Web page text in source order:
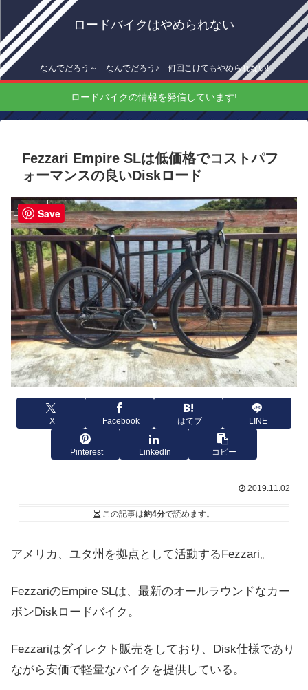
ロードバイクはやめられない
なんでだろう～ なんでだろう♪ 何回こけてもやめられない!
ロードバイクの情報を発信しています!
Fezzari Empire SLは低価格でコストパフ
ォーマンスの良いDiskロード
機材情報
X Facebook はてブ LINE
Pinterest LinkedIn コピー
2019.11.02
この記事は約4分で読めます。
アメリカ、ユタ州を拠点として活動するFezzari。
FezzariのEmpire SLは、最新のオールラウンドなカー
ボンDiskロードバイク。
Fezzariはダイレクト販売をしており、Disk仕様であり
ながら安価で軽量なバイクを提供している。
Save